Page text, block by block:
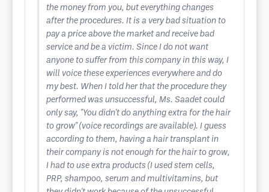
the money from you, but everything changes
after the procedures. It is a very bad situation to
pay a price above the market and receive bad
service and be a victim. Since I do not want
anyone to suffer from this company in this way, I
will voice these experiences everywhere and do
my best. When I told her that the procedure they
performed was unsuccessful, Ms. Saadet could
only say, "You didn't do anything extra for the hair
to grow" (voice recordings are available). I guess
according to them, having a hair transplant in
their company is not enough for the hair to grow,
I had to use extra products (I used stem cells,
PRP, shampoo, serum and multivitamins, but